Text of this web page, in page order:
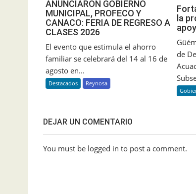
ANUNCIARON GOBIERNO
MUNICIPAL, PROFECO Y
CANACO: FERIA DE REGRESO A
CLASES 2026
El evento que estimula el ahorro
familiar se celebrará del 14 al 16 de
agosto en...
Destacados Reynosa
la
de
DEJAR UN COMENTARIO
You must be logged in to post a comment.